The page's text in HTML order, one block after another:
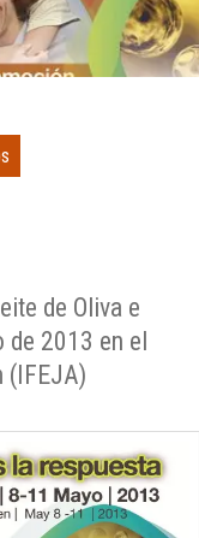
de Oliva e
2013 en el
(IFEJA)